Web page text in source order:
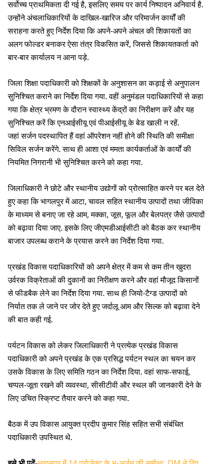
सर्वोच्च प्राथमिकता दी गई है, इसलिए समय पर कार्य निष्पादन अनिवार्य है.
उन्होंने अंचलाधिकारियों के दाखिल-खारिज और परिमार्जन कार्यों की
सराहना करते हुए निर्देश दिया कि अपने-अपने अंचल की शिकायतों का
अलग फोल्डर बनाकर ऐसा तंत्र विकसित करें, जिससे शिकायतकर्ता को
बार-बार कार्यालय न आना पड़े.
जिला शिक्षा पदाधिकारी को शिक्षकों के अनुशासन का कड़ाई से अनुपालन
सुनिश्चित कराने का निर्देश दिया गया. वहीं अनुमंडल पदाधिकारियों से कहा
गया कि क्षेत्र भ्रमण के दौरान स्वास्थ्य केंद्रों का निरीक्षण करें और यह
सुनिश्चित करें कि एनआईसीयू एवं पीआईसीयू के बेड खाली न रहें.
जहां सर्जन पदस्थापित हैं वहां ऑपरेशन नहीं होने की स्थिति की समीक्षा
सिविल सर्जन करेंगे. साथ ही आशा एवं ममता कार्यकर्ताओं के कार्यों की
नियमित निगरानी भी सुनिश्चित करने को कहा गया.
जिलाधिकारी ने छोटे और स्थानीय उद्योगों को प्रोत्साहित करने पर बल देते
हुए कहा कि भागलपुर में आटा, चावल सहित स्थानीय उत्पादों तथा जीविका
के माध्यम से बनाए जा रहे आम, मक्का, जूस, फूल और बेलपत्र जैसे उत्पादों
को बढ़ावा दिया जाए. इसके लिए जीएमडीआईसीटी को बैठक कर स्थानीय
बाजार उपलब्ध कराने के प्रयास करने का निर्देश दिया गया.
प्रखंड विकास पदाधिकारियों को अपने क्षेत्र में कम से कम तीन खुदरा
उर्वरक विक्रेताओं की दुकानों का निरीक्षण करने और वहां मौजूद किसानों
से फीडबैक लेने का निर्देश दिया गया. साथ ही जियो-टैग्ड उत्पादों को
निर्यात तक ले जाने पर जोर देते हुए जर्दालू आम और सिल्क को बढ़ावा देने
की बात कही गई.
पर्यटन विकास को लेकर जिलाधिकारी ने प्रत्येक प्रखंड विकास
पदाधिकारी को अपने प्रखंड के एक प्रसिद्ध पर्यटन स्थल का चयन कर
उसके विकास के लिए समिति गठन का निर्देश दिया. वहां साफ-सफाई,
चप्पल-जूता रखने की व्यवस्था, सीसीटीवी और स्थल की जानकारी देने के
लिए उचित स्क्रिप्ट तैयार करने को कहा गया.
बैठक में उप विकास आयुक्त प्रदीप कुमार सिंह सहित सभी संबंधित
पदाधिकारी उपस्थित थे.